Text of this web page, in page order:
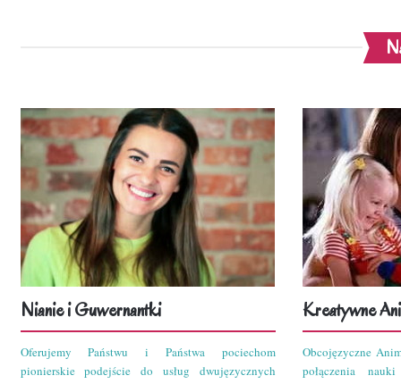
Nianie i Guwernantki
Oferujemy Państwu i Państwa pociechom
pionierskie podejście do usług dwujęzycznych
Kreatywne
Obcojęzyczne
połączenia